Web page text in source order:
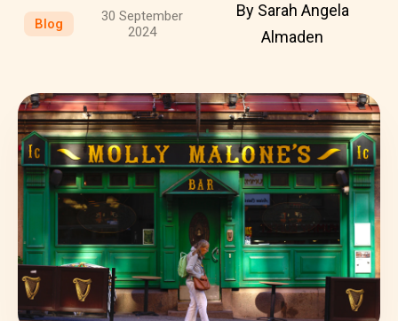
Blog
30 September
2024
By Sarah Angela
Almaden